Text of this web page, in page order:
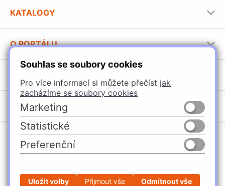
Souhlas se soubory cookies
Pro více informací si můžete přečíst jak
zacházíme se soubory cookies
Marketing
Statistické
Preferenční
Uložit volby Přijmout vše Odmítnout vše
KATALOGY
Stavební katalog Häfele
Brožury Häfele
O PORTÁLU
Provozovatel portálu
Jak používat portál
Úchytky
Nábytkové kování
Vybavení kuchyní
Osvětlení a elektro
Stavební kování
POBOČKY
Špačince
Žilina
Sielnica